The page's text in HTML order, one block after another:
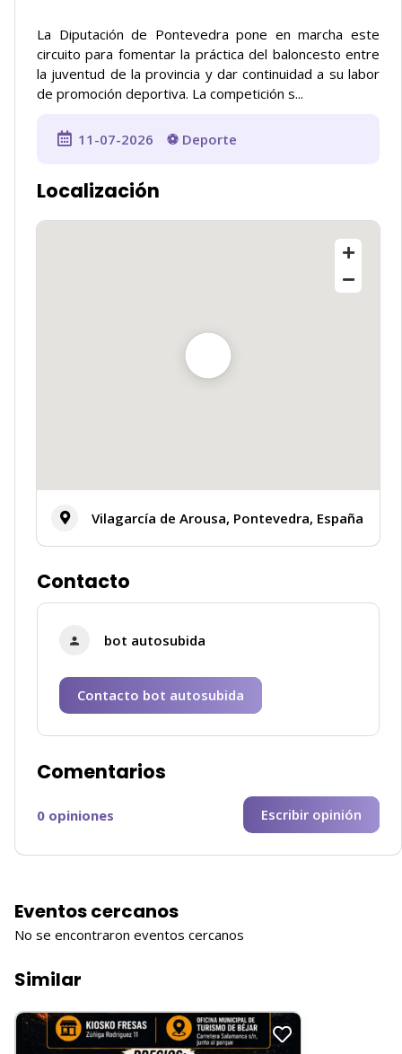
La Diputación de Pontevedra pone en marcha este
circuito para fomentar la práctica del baloncesto entre
la juventud de la provincia y dar continuidad a su labor
de promoción deportiva. La competición s...
11-07-2026 ⚽ Deporte
Localización
Vilagarcía de Arousa, Pontevedra, España
Contacto
bot autosubida
Contacto bot autosubida
Comentarios
0 opiniones Escribir opinión
Eventos cercanos
No se encontraron eventos cercanos
Similar